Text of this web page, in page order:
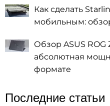
Как сделать
мобильным:
Обзор ASUS ROG
абсолютная
формате
Последние статьи